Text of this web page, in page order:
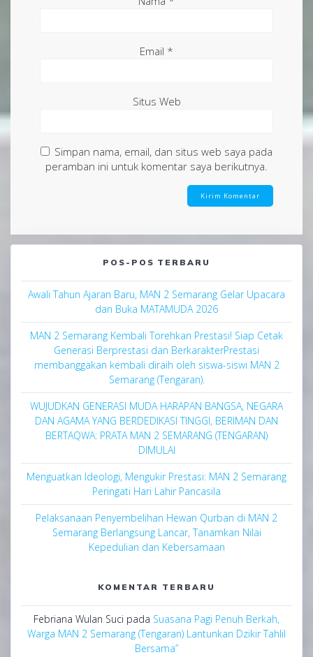
Email *
Situs Web
Simpan nama, email, dan situs web saya pada
peramban ini untuk komentar saya berikutnya.
POS-POS TERBARU
Awali Tahun Ajaran Baru, MAN 2 Semarang Gelar Upacara
dan Buka MATAMUDA 2026
MAN 2 Semarang Kembali Torehkan Prestasi! Siap Cetak
Generasi Berprestasi dan BerkarakterPrestasi
membanggakan kembali diraih oleh siswa-siswi MAN 2
Semarang (Tengaran).
WUJUDKAN GENERASI MUDA HARAPAN BANGSA, NEGARA
DAN AGAMA YANG BERDEDIKASI TINGGI, BERIMAN DAN
BERTAQWA: PRATA MAN 2 SEMARANG (TENGARAN)
DIMULAI
Menguatkan Ideologi, Mengukir Prestasi: MAN 2 Semarang
Peringati Hari Lahir Pancasila
Pelaksanaan Penyembelihan Hewan Qurban di MAN 2
Semarang Berlangsung Lancar, Tanamkan Nilai
Kepedulian dan Kebersamaan
KOMENTAR TERBARU
Febriana Wulan Suci pada Suasana Pagi Penuh Berkah,
Warga MAN 2 Semarang (Tengaran) Lantunkan Dzikir Tahlil
Bersama”